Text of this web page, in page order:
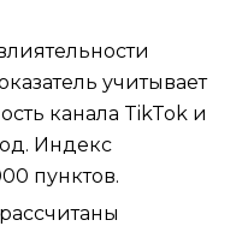
учитывает
канала TikTok и
Индекс
пунктов.